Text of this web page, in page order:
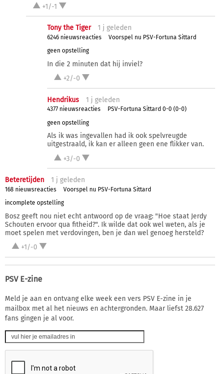
+1/-1
Tony the Tiger 1 j geleden
6246 nieuwsreacties
Voorspel nu PSV-Fortuna Sittard
geen opstelling
In die 2 minuten dat hij inviel?
+2/-0
Hendrikus 1 j geleden
4377 nieuwsreacties
PSV-Fortuna Sittard 0-0 (0-0)
geen opstelling
Als ik was ingevallen had ik ook spelvreugde
uitgestraald, ik kan er alleen geen ene flikker van.
+3/-0
Beteretijden 1 j geleden
168 nieuwsreacties
Voorspel nu PSV-Fortuna Sittard
incomplete opstelling
Bosz geeft nou niet echt antwoord op de vraag: "Hoe staat Jerdy
Schouten ervoor qua fitheid?". Ik wilde dat ook wel weten, als je
moet spelen met verdovingen, ben je dan wel genoeg hersteld?
+1/-0
PSV E-zine
Meld je aan en ontvang elke week een vers PSV E-zine in je
mailbox met al het nieuws en achtergronden. Maar liefst 28.627
fans gingen je al voor.